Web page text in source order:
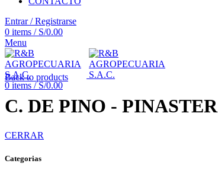
Entrar / Registrarse
0 items / S/0.00
Menu
0 items / S/0.00
Back to products
C. DE PINO - PINASTER
CERRAR
Categorias